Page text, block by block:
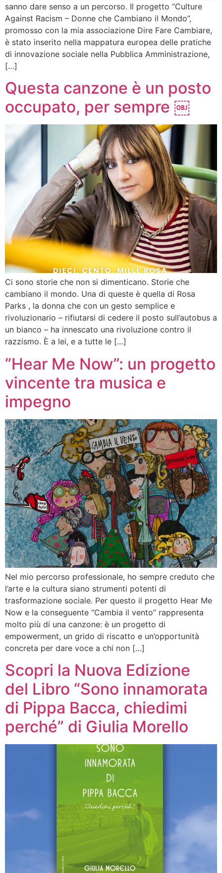
sanno dare senso a un percorso. Il progetto “Culture
Against Racism – Donne che Cambiano il Mondo”,
promosso con la mia associazione Dire Fare Cambiare,
è stato inserito nella mappatura europea delle pratiche
di innovazione sociale nella Pubblica Amministrazione,
[…]
Questa canzone è un posto
occupato, per sempre ￼
Ci sono storie che non si dimenticano. Storie che
cambiano il mondo. Una di queste è quella di Rosa
Parks , la donna che con un gesto semplice e
rivoluzionario – rifiutarsi di cedere il posto sull’autobus a
un bianco – ha innescato una rivoluzione contro il
razzismo. È a lei, e a tutte le […]
“Hear Me Now”: un progetto
vincente tra musica e
impegno
Nel mio percorso professionale, ho sempre creduto che
l’arte e la cultura siano strumenti potenti di
trasformazione sociale. Per questo il progetto Hear Me
Now e la conseguente “Cambia il vento” rappresenta
molto più di una canzone: è un progetto di
empowerment, un grido di riscatto e un’opportunità
concreta per dare voce a chi non […]
Scopri la Nuova Edizione
del Libro “Sono innamorata
di Pippa Bacca, chiedimi
perché” di Giulia Morello